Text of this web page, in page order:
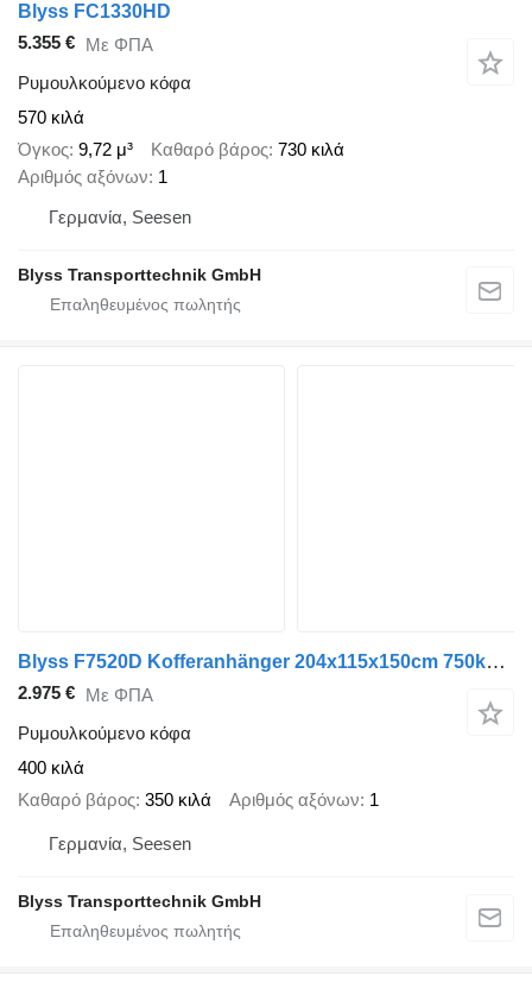
Blyss FC1330HD
5.355 € Με ΦΠΑ
Ρυμουλκούμενο κόφα
570 κιλά
Όγκος 9,72 μ³ Καθαρό βάρος 730 κιλά
Αριθμός αξόνων 1
Γερμανία, Seesen
Blyss Transporttechnik GmbH
Blyss F7520D Kofferanhänger 204x115x150cm 750kg zGG
2.975 € Με ΦΠΑ
Ρυμουλκούμενο κόφα
400 κιλά
Καθαρό βάρος 350 κιλά Αριθμός αξόνων 1
Γερμανία, Seesen
Blyss Transporttechnik GmbH